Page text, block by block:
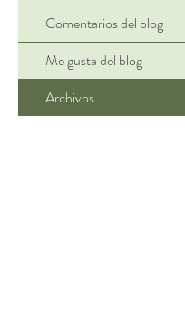
Comentarios del blog
Me gusta del blog
Archivos